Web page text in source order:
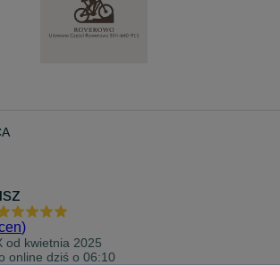
)
od kwietnia 2025
online dziś o 06:10